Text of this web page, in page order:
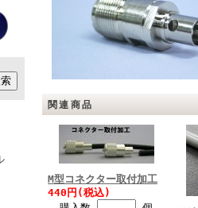
関連商品
M型コネクター取付加工
440円(税込)